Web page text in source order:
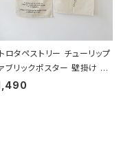
ロタペストリー チューリップ
ブリックポスター 壁掛け T